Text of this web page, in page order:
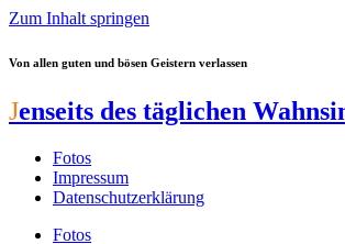
Zum Inhalt springen
Von allen guten und bösen Geistern verlassen
Jenseits des täglichen
Fotos
Impressum
Datenschutzerklärung
Fotos